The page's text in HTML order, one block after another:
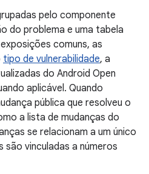
pelo componente
do problema e uma tabela
comuns, as
tipo de vulnerabilidade, a
do Android Open
aplicável. Quando
pública que resolveu o
a lista de mudanças do
se relacionam a um único
são vinculadas a números